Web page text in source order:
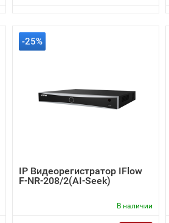
-25%
IP Видеорегистратор IFlow
F-NR-208/2(AI-Seek)
В наличии